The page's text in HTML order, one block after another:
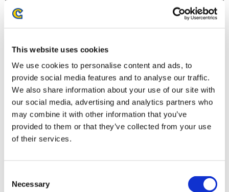
This website uses cookies
We use cookies to personalise content and ads, to
provide social media features and to analyse our traffic.
We also share information about your use of our site with
our social media, advertising and analytics partners who
may combine it with other information that you’ve
provided to them or that they’ve collected from your use
of their services.
Selection
Necessary
4（ルロウ）スミクロ M